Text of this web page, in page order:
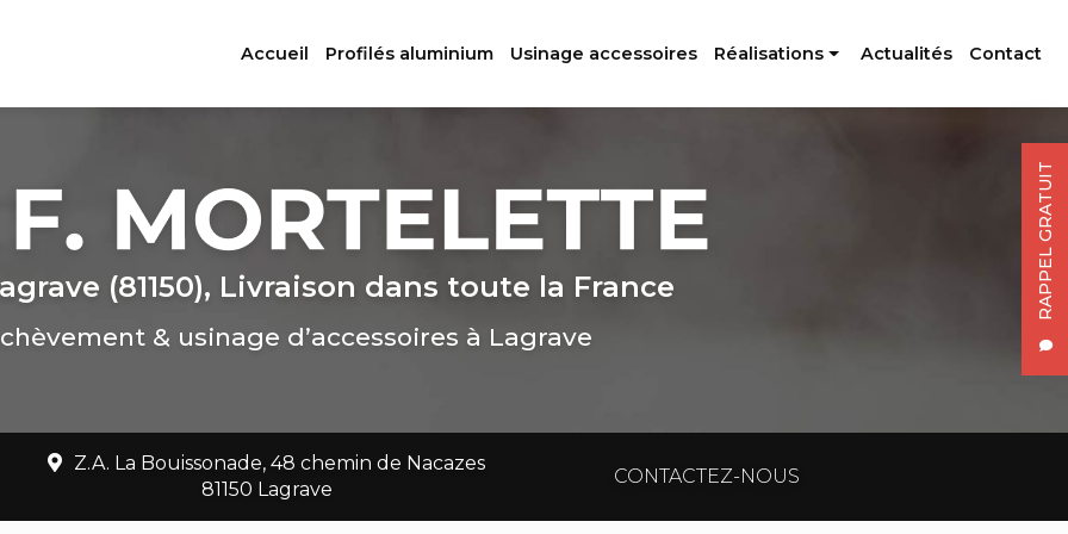
RAPPEL GRATUIT
Accueil Profilés aluminium Usinage accessoires Réalisations Actualités Contact
(81150), Livraison dans toute la France
& usinage d’accessoires à Lagrave
Z.A. La Bouissonade, 48 chemin de Nacazes
81150 Lagrave
CONTACTEZ-NOUS